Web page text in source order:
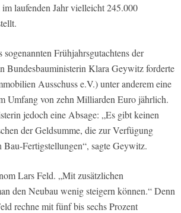
laufenden Jahr vielleicht 245.000
Frühjahrsgutachtens der
Bundesbauministerin Klara Geywitz forderte
Ausschuss e.V.) unter anderem eine
Umfang von zehn Milliarden Euro jährlich.
jedoch eine Absage: „Es gibt keinen
der Geldsumme, die zur Verfügung
Fertigstellungen“, sagte Geywitz.
Lars Feld. „Mit zusätzlichen
den Neubau wenig steigern können.“ Denn
rechne mit fünf bis sechs Prozent